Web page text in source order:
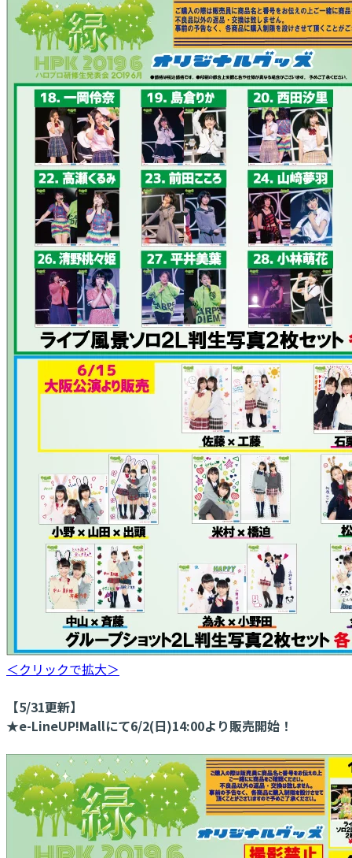
＜クリックで拡大＞
【5/31更新】
★e-LineUP!Mallにて6/2(日)14:00より販売開始！